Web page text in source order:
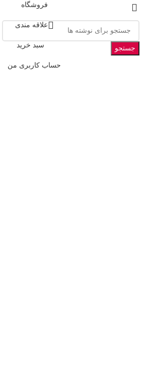
جستجو
فروشگاه
علاقه مندی
سبد خرید
حساب کاربری من